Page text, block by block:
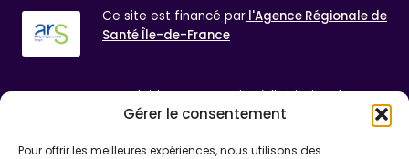
Gérer le consentement
Pour offrir les meilleures expériences, nous utilisons des
Ce site est financé par l'Agence Régionale de
SantéÎle-de-France
Centr'aider est un projet à l'initiative de
l'association Autonomie Paris Saint-Jacques,